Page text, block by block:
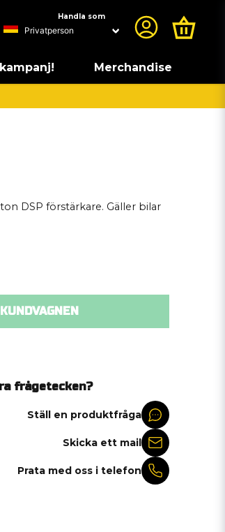
Handla som
Merchandise
DSP förstärkare. Gäller bilar
frågetecken?
Ställ en produktfråga
Skicka ett mail
Prata med oss i telefon